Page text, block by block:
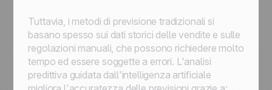
Tuttavia, i metodi di previsione tradizionali si
basano spesso sui dati storici delle vendite e sulle
regolazioni manuali, che possono richiedere molto
tempo ed essere soggette a errori. L'analisi
predittiva guidata dall'intelligenza artificiale